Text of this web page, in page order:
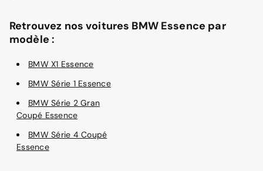
Retrouvez nos voitures BMW Essence par
modèle :
BMW X1 Essence
BMW Série 1 Essence
BMW Série 2 Gran
Coupé Essence
BMW Série 4 Coupé
Essence